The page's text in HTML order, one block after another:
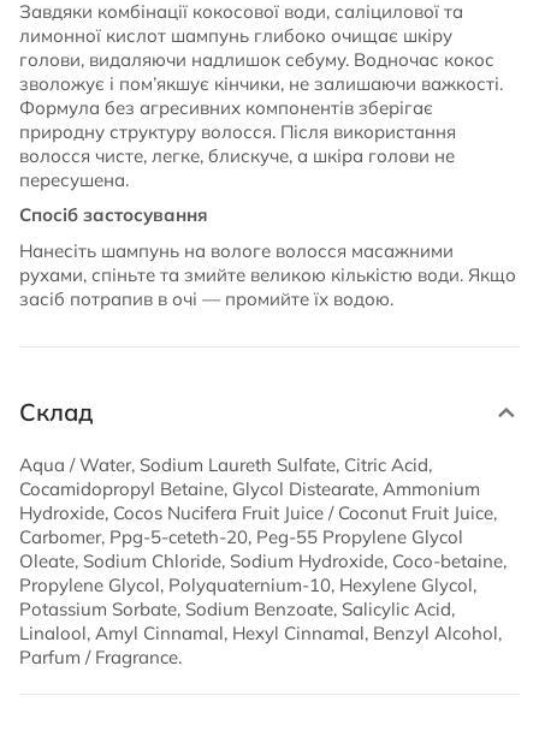
Завдяки комбінації кокосової води, саліцилової та
лимонної кислот шампунь глибоко очищає шкіру
голови, видаляючи надлишок себуму. Водночас кокос
зволожує і пом’якшує кінчики, не залишаючи важкості.
Формула без агресивних компонентів зберігає
природну структуру волосся. Після використання
волосся чисте, легке, блискуче, а шкіра голови не
пересушена.
Спосіб застосування
Нанесіть шампунь на вологе волосся масажними
рухами, спіньте та змийте великою кількістю води. Якщо
засіб потрапив в очі — промийте їх водою.
Склад
Aqua / Water, Sodium Laureth Sulfate, Citric Acid,
Cocamidopropyl Betaine, Glycol Distearate, Ammonium
Hydroxide, Cocos Nucifera Fruit Juice / Coconut Fruit Juice,
Carbomer, Ppg-5-ceteth-20, Peg-55 Propylene Glycol
Oleate, Sodium Chloride, Sodium Hydroxide, Coco-betaine,
Propylene Glycol, Polyquaternium-10, Hexylene Glycol,
Potassium Sorbate, Sodium Benzoate, Salicylic Acid,
Linalool, Amyl Cinnamal, Hexyl Cinnamal, Benzyl Alcohol,
Parfum / Fragrance.